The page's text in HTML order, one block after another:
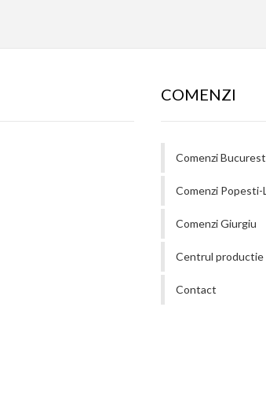
COMENZI
Comenzi
Comenzi Popesti-
Comenzi Giurgiu
Centrul productie
Contact